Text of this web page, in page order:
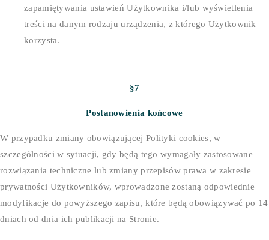
zapamiętywania ustawień Użytkownika i/lub wyświetlenia
treści na danym rodzaju urządzenia, z którego Użytkownik
korzysta.
§7
Postanowienia końcowe
W przypadku zmiany obowiązującej Polityki cookies, w
szczególności w sytuacji, gdy będą tego wymagały zastosowane
rozwiązania techniczne lub zmiany przepisów prawa w zakresie
prywatności Użytkowników, wprowadzone zostaną odpowiednie
modyfikacje do powyższego zapisu, które będą obowiązywać po 14
dniach od dnia ich publikacji na Stronie.